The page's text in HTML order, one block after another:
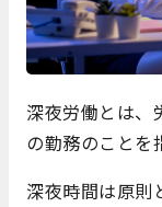
深夜労働とは、
の勤務のことを
深夜時間は原則